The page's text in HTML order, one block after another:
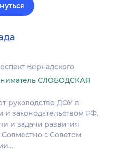
Вернадского
СЛОБОДСКАЯ
руководство ДОУ в
и законодательством РФ.
и задачи развития
с Советом